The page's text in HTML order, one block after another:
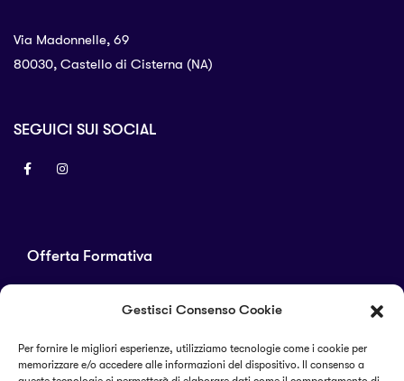
Gestisci Consenso Cookie
Per fornire le migliori esperienze, utilizziamo tecnologie come i cookie per
memorizzare e/o accedere alle informazioni del dispositivo. Il consenso a
Offerta Formativa
Corsi di perfezionamento
Via Madonnelle, 69
80030, Castello di Cisterna (NA)
SEGUICI SUI SOCIAL